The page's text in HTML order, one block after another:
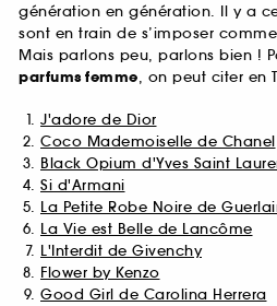
génération en génération. Il y a
sont en train de s’imposer
Mais parlons peu, parlons bien !
parfumsfemme, on peut citer en
J'adore de Dior
Coco Mademoiselle de Chanel
Black Opium d'Yves Saint
Si d'Armani
La Petite Robe Noire de
La Vie est Belle de Lancôme
L'Interdit de Givenchy
Flower by Kenzo
Good Girl de Carolina Herrera